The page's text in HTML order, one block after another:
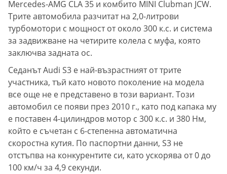
Mercedes-AMG CLA 35 и комбито MINI Clubman JCW.
Трите автомобила разчитат на 2,0-литрови
турбомотори с мощност от около 300 к.с. и система
за задвижване на четирите колела с муфа, която
заключва задната ос.
Седанът Audi S3 е най-възрастният от трите
участника, тъй като новото поколение на модела
все още не е представено в този вариант. Този
автомобил се появи през 2010 г., като под капака му
е поставен 4-цилиндров мотор с 300 к.с. и 380 Нм,
който е съчетан с 6-степенна автоматична
скоростна кутия. По паспортни данни, S3 не
отстъпва на конкурентите си, като ускорява от 0 до
100 км/ч за 4,9 секунди.